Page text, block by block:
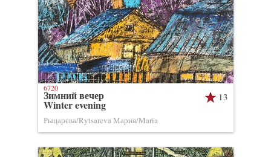
13
Зимний вечер
Winter evening
Рыцарева/Rytsareva Мария/Maria
6720